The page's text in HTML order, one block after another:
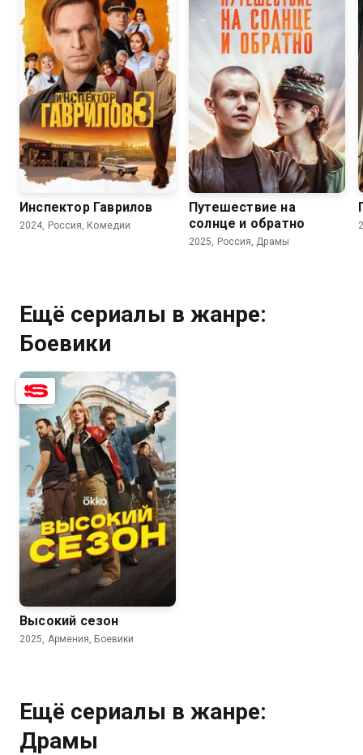
8.2 7.5
Инспектор Гаврилов
2024, Россия, Комедии
7.2 6.7
Путешествие на
солнце и обратно
2025, Россия, Драмы
Ещё сериалы в жанре:
Боевики
7.2 6.4
Высокий сезон
2025, Армения, Боевики
Ещё сериалы в жанре:
Драмы